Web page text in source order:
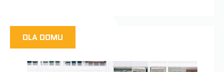
DLA DOMU